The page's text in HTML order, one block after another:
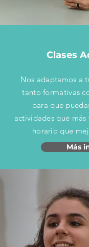
Clases
Nos adaptamos a
tanto formativas
para que
actividades que
horario que
Más